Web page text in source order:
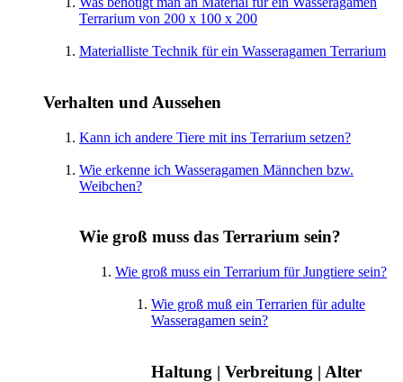
Terrarium von 200 x 100 x 200
Materialliste Technik für ein Wasseragamen Terrarium
Verhalten und Aussehen
Kann ich andere Tiere mit ins Terrarium setzen?
Wie erkenne ich Wasseragamen Männchen bzw.
Weibchen?
Wie groß muss das Terrarium sein?
Wie groß muss ein Terrarium für Jungtiere sein?
Wie groß muß ein Terrarien für adulte
Wasseragamen sein?
Haltung | Verbreitung | Alter